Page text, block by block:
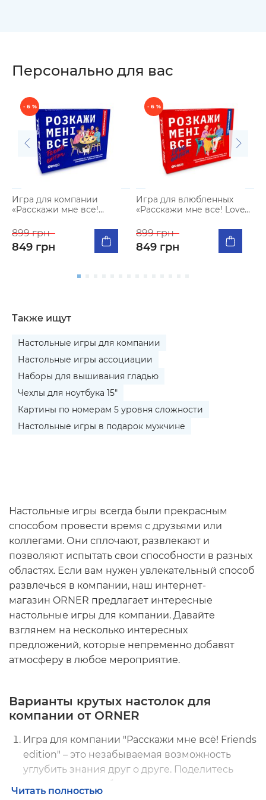
Персонально для вас
- 6 %
Игра для компании
«Расскажи мне все!
899 грн
849 грн
- 6 %
Игра для влюбленных
«Расскажи мне все! Love
899 грн
849 грн
Также ищут
Настольные игры для компании
Настольные игры ассоциации
Наборы для вышивания гладью
Чехлы для ноутбука 15"
Картины по номерам 5 уровня сложности
Настольные игры в подарок мужчине
Настольные игры всегда были прекрасным
способом провести время с друзьями или
коллегами. Они сплочают, развлекают и
позволяют испытать свои способности в разных
областях. Если вам нужен увлекательный способ
развлечься в компании, наш интернет-
магазин ORNER предлагает интересные
настольные игры для компании. Давайте
взглянем на несколько интересных
предложений, которые непременно добавят
атмосферу в любое мероприятие.
Варианты крутых настолок для
компании от ORNER
Игра для компании "Расскажи мне всё! Friends
edition" – это незабываемая возможность
углубить знания друг о друге. Поделитесь
сведениями о себе и узнайте интересные
Читать полностью